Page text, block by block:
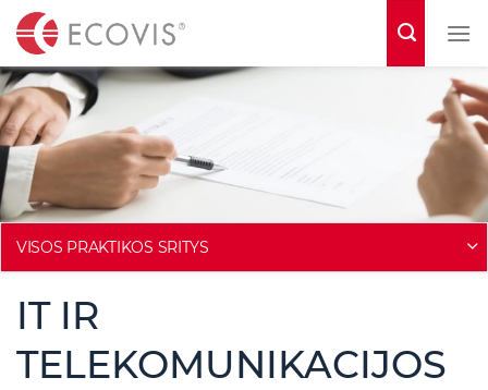
i
p
t
o
c
n
VISOS PRAKTIKOS SRITYS
IT IR
TELEKOMUNIKACIJOS